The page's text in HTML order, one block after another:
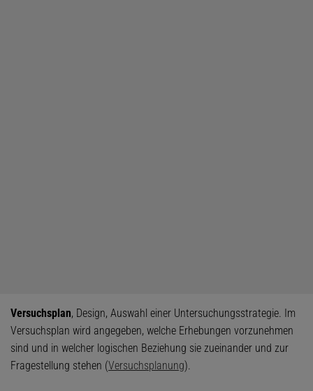
Versuchsplan, Design, Auswahl einer Untersuchungsstrategie. Im
Versuchsplan wird angegeben, welche Erhebungen vorzunehmen
sind und in welcher logischen Beziehung sie zueinander und zur
Fragestellung stehen (Versuchsplanung).